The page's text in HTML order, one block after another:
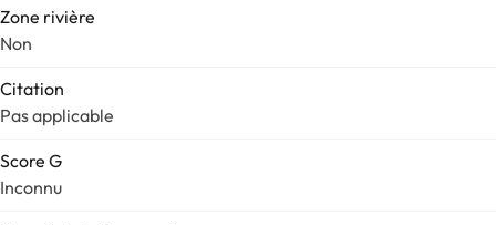
Zone rivière
Non
Citation
Pas applicable
Score G
Inconnu